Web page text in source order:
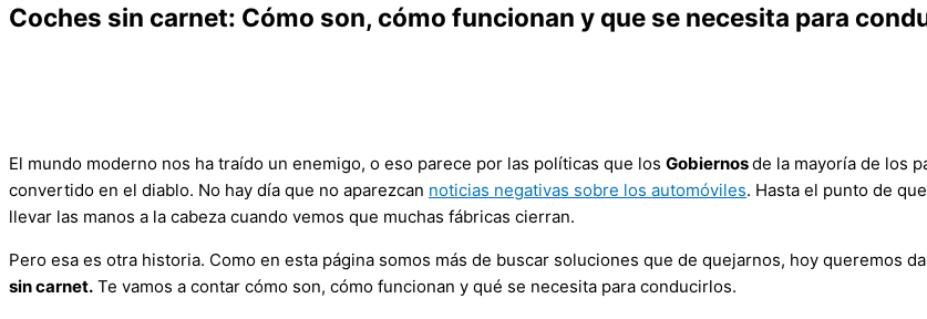
Coches sin carnet: Cómo son, cómo funcionan y que se necesita para
El mundo moderno nos ha traído un enemigo, o eso parece por las políticas que los Gobiernosde la mayoría de los
convertido en el diablo. No hay día que no aparezcan noticias negativas sobre los automóviles. Hasta el punto de
llevar las manos a la cabeza cuando vemos que muchas fábricas cierran.
Pero esa es otra historia. Como en esta página somos más de buscar soluciones que de quejarnos, hoy queremos
sin carnet. Te vamos a contar cómo son, cómo funcionan y qué se necesita para conducirlos.